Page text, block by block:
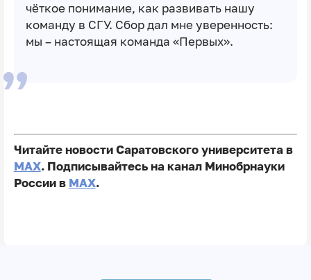
чёткое понимание, как развивать нашу
команду в СГУ. Сбор дал мне уверенность:
мы – настоящая команда «Первых».
Читайте новости Саратовского университета в
MAX. Подписывайтесь на канал Минобрнауки
России в MAX.